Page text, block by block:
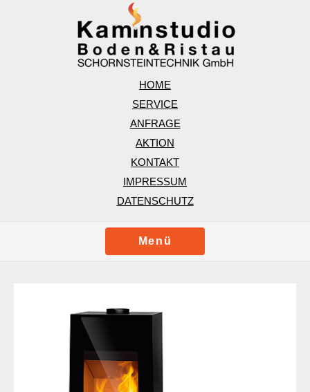
HOME
SERVICE
ANFRAGE
AKTION
KONTAKT
IMPRESSUM
DATENSCHUTZ
Menü